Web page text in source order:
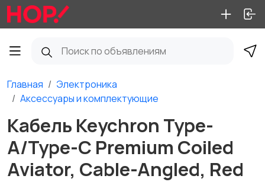
Главная
Электроника
Аксессуары и комплектующие
Кабель Keychron Type-
A/Type-C Premium Coiled
Aviator, Cable-Angled, Red